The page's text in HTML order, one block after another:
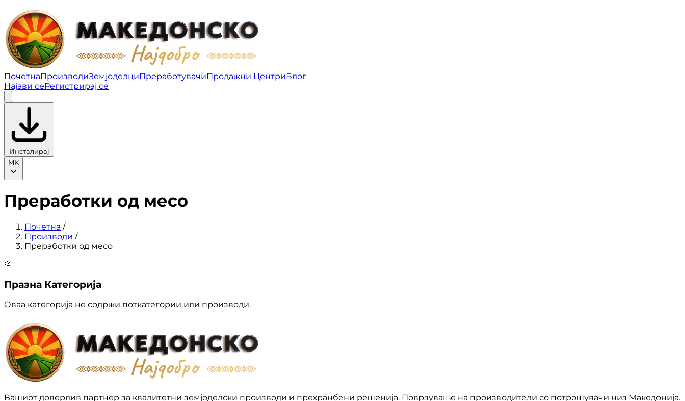
Преработки од месо | Македонско најдобро
ПочетнаПроизводиЗемјоделциПреработувачиПродажни ЦентриБлог
Најави сеРегистрирај се
Инсталирај
MK
Преработки од месо
Почетна /
Производи /
Преработки од месо
📂
Празна Категорија
Оваа категорија не содржи поткатегории или производи.
Вашиот доверлив партнер за квалитетни земјоделски производи и прехранбени решенија. Поврзување на производители со потрошувачи низ Македонија.